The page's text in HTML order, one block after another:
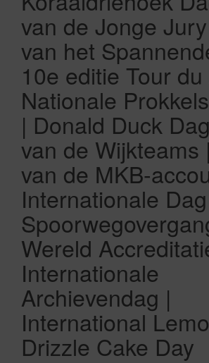
van de Jonge
van het
10e editie Tour du
Nationale
| Donald Duck
van de Wijkteams
van de MKB-
Internationale
Wereld
Internationale
Archievendag |
International
Drizzle Cake Day